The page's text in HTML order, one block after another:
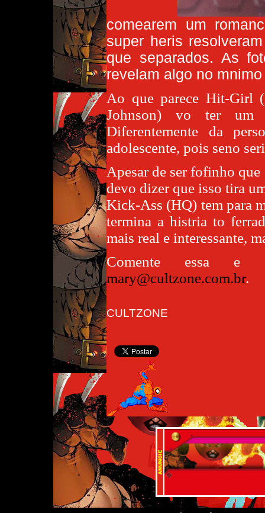
comearem um
super heris
que separados. As
revelam algo no
Ao que parece Hit-Girl
Johnson) vo ter um
Diferentemente da
adolescente, pois seno
Apesar de ser fofinho
devo dizer que isso tira
Kick-Ass (HQ) tem para
termina a histria to
mais real e interessante,
Comente essa e
mary@cultzone.com.br.
CULTZONE